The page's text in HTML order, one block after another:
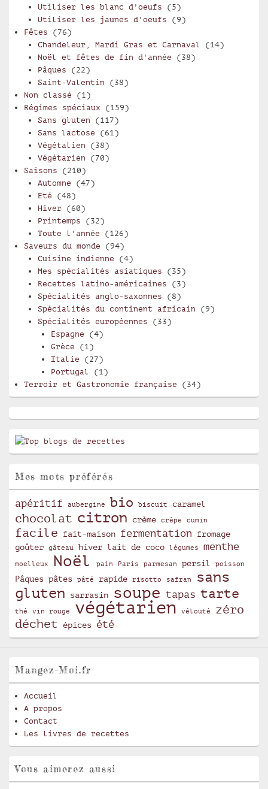
Utiliser les blanc d'oeufs (5)
Utiliser les jaunes d'oeufs (9)
Fêtes (76)
Chandeleur, Mardi Gras et Carnaval (14)
Noël et fêtes de fin d'année (38)
Pâques (22)
Saint-Valentin (38)
Non classé (1)
Régimes spéciaux (159)
Sans gluten (117)
Sans lactose (61)
Végétalien (38)
Végétarien (70)
Saisons (210)
Automne (47)
Eté (48)
Hiver(60)
Printemps (32)
Toute l'année (126)
Saveurs du monde (94)
Cuisine indienne (4)
Mes spécialités asiatiques (35)
Recettes latino-américaines (3)
Spécialités anglo-saxonnes (8)
Spécialités du continent africain (9)
Spécialités européennes (33)
Espagne (4)
Grèce (1)
Italie (27)
Portugal
(1)
Terroir et Gastronomie française (34)
Mes mots préférés
apéritif aubergine bio biscuit caramel
chocolat citron crème crêpe cumin
facile fait-maison fermentation
fromage
goûter
gâteau hiver lait de coco légumes menthe
moelleux Noël pain Paris parmesan persil poisson
Pâques pâtes pâté rapide risotto safran
sans
gluten
sarrasin soupe tapas tarte
thé vin rouge végétarien vélouté
zéro
déchet
épices été
Mangez-Moi.fr
Accueil
A propos
Contact
Les livres de recettes
Vous aimerez aussi